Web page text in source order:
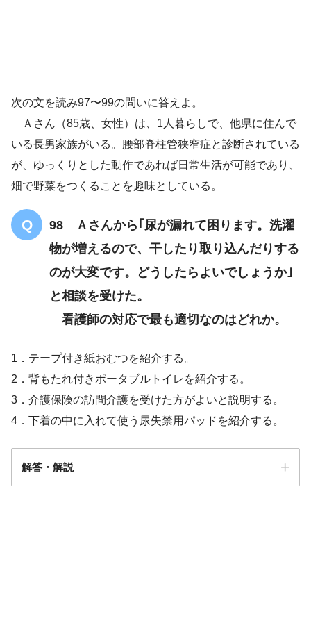
次の文を読み97〜99の問いに答えよ。
Ａさん（85歳、女性）は、1人暮らしで、他県に住んで
いる長男家族がいる。腰部脊柱管狭窄症と診断されている
が、ゆっくりとした動作であれば日常生活が可能であり、
畑で野菜をつくることを趣味としている。
98 Ａさんから｢尿が漏れて困ります。洗濯
物が増えるので、干したり取り込んだりする
のが大変です。どうしたらよいでしょうか｣
と相談を受けた。
看護師の対応で最も適切なのはどれか。
1．テープ付き紙おむつを紹介する。
2．背もたれ付きポータブルトイレを紹介する。
3．介護保険の訪問介護を受けた方がよいと説明する。
4．下着の中に入れて使う尿失禁用パッドを紹介する。
解答・解説